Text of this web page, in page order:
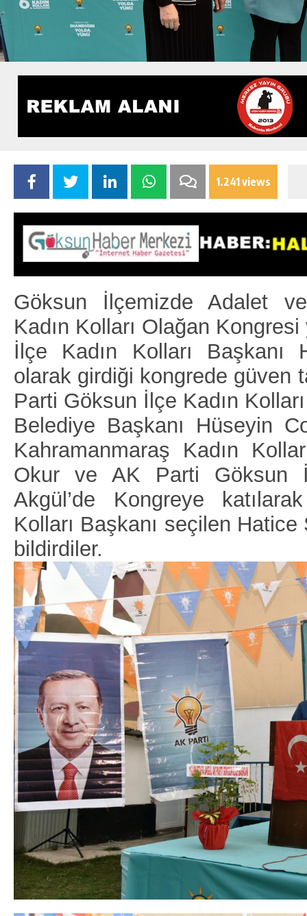
1.241 views
Göksun İlçemizde Adalet
Kadın Kolları Olağan Kongresi
İlçe Kadın Kolları
olarak girdiği kongrede güven
Parti Göksun İlçe Kadın
Belediye Başkanı Hüseyin
Kahramanmaraş Kadın
Okur ve AK Parti Göksun
Akgül’de Kongreye
Kolları Başkanı seçilen
bildirdiler.
GÜNLÜK HABER AKIŞI
GÖKSUN HAFIZLIK KIZ KUR’AN KURSU
ÖĞRENCILERINE DARENDE GEZISI.